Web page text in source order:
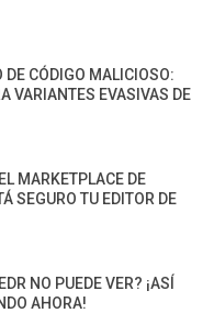
DE CÓDIGO MALICIOSO:
VARIANTES EVASIVAS DE
MARKETPLACE DE
SEGURO TU EDITOR DE
NO PUEDE VER? ¡ASÍ
AHORA!